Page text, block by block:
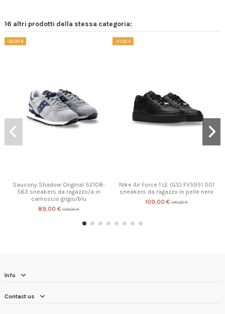
16 altri prodotti della stessa categoria:
-50,00 €
Saucony Shadow Original S2108-
563 sneakers da ragazzo/a in
camoscio grigio/blu
89,00 €139,00 €
-21,00 €
Nike Air Force 1 LE (GS) FV5951 001
sneakers da ragazzo in pelle nero
109,00 € 130,00 €
Info
Contact us